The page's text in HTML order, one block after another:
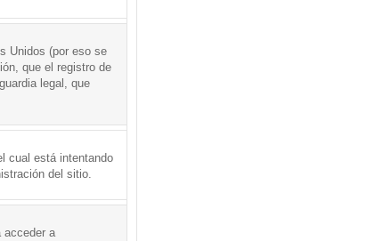
Unidos (por eso se
que el registro de
legal, que
cual está intentando
del sitio.
acceder a